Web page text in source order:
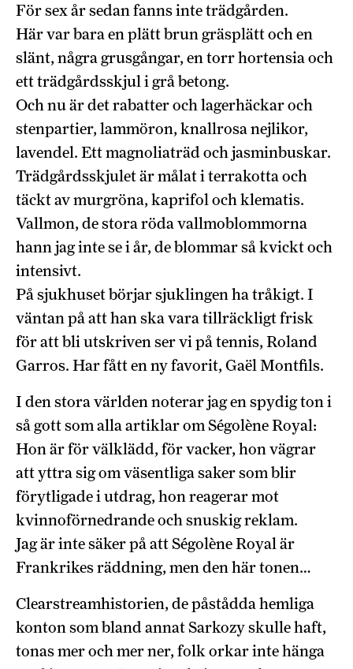
För sex år sedan fanns inte trädgården.
Här var bara en plätt brun gräsplätt och en
slänt, några grusgångar, en torr hortensia och
ett trädgårdsskjul i grå betong.
Och nu är det rabatter och lagerhäckar och
stenpartier, lammöron, knallrosa nejlikor,
lavendel. Ett magnoliaträd och jasminbuskar.
Trädgårdsskjulet är målat i terrakotta och
täckt av murgröna, kaprifol och klematis.
Vallmon, de stora röda vallmoblommorna
hann jag inte se i år, de blommar så kvickt och
intensivt.
På sjukhuset börjar sjuklingen ha tråkigt. I
väntan på att han ska vara tillräckligt frisk
för att bli utskriven ser vi på tennis, Roland
Garros. Har fått en ny favorit, Gaël Montfils.
I den stora världen noterar jag en spydig ton i
så gott som alla artiklar om Ségolène Royal:
Hon är för välklädd, för vacker, hon vägrar
att yttra sig om väsentliga saker som blir
förytligade i utdrag, hon reagerar mot
kvinnoförnedrande och snuskig reklam.
Jag är inte säker på att Ségolène Royal är
Frankrikes räddning, men den här tonen…
Clearstreamhistorien, de påstådda hemliga
konton som bland annat Sarkozy skulle haft,
tonas mer och mer ner, folk orkar inte hänga